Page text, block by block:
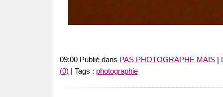
09:00 Publié dans PAS PHOTOGRAPHE MAIS|
(0) | Tags : photographie